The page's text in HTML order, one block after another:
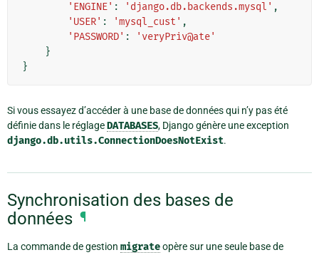
'ENGINE' : 'django.db.backends.mysql' ,
'USER' : 'mysql_cust' ,
'PASSWORD' :
'veryPriv@ate'
}
}
Si vous essayez d’accéder à une base de données qui n’y pas été
définie dans le réglageDATABASES, Django génère une exception
django.db.utils.ConnectionDoesNotExist.
Synchronisation des bases de
données ¶
La commande de gestion migrateopère sur une seule base de